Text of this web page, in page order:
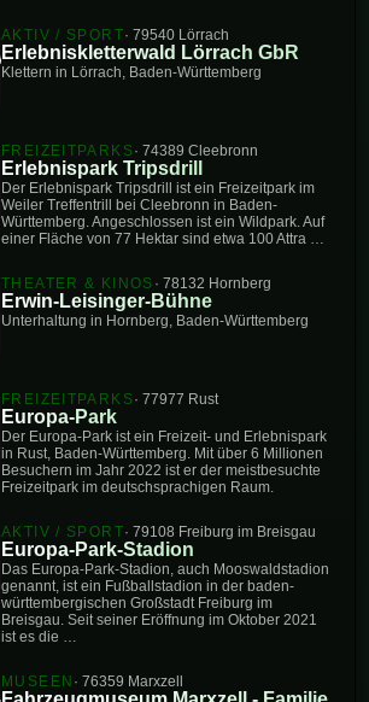
AKTIV / SPORT· 79540 Lörrach
Erlebniskletterwald Lörrach GbR
Klettern in Lörrach, Baden-Württemberg
FREIZEITPARKS· 74389 Cleebronn
Erlebnispark Tripsdrill
Der Erlebnispark Tripsdrill ist ein Freizeitpark im
Weiler Treffentrill bei Cleebronn in Baden-
Württemberg. Angeschlossen ist ein Wildpark. Auf
einer Fläche von 77 Hektar sind etwa 100 Attra …
THEATER & KINOS · 78132 Hornberg
Erwin-Leisinger-Bühne
Unterhaltung in Hornberg, Baden-Württemberg
FREIZEITPARKS· 77977 Rust
Europa-Park
Der Europa-Park ist ein Freizeit- und Erlebnispark
in Rust, Baden-Württemberg. Mit über 6 Millionen
Besuchern im Jahr 2022 ist er der meistbesuchte
Freizeitpark im deutschsprachigen Raum.
AKTIV / SPORT· 79108 Freiburg im Breisgau
Europa-Park-Stadion
Das Europa-Park-Stadion, auch Mooswaldstadion
genannt, ist ein Fußballstadion in der baden-
württembergischen Großstadt Freiburg im
Breisgau. Seit seiner Eröffnung im Oktober 2021
ist es die …
MUSEEN · 76359 Marxzell